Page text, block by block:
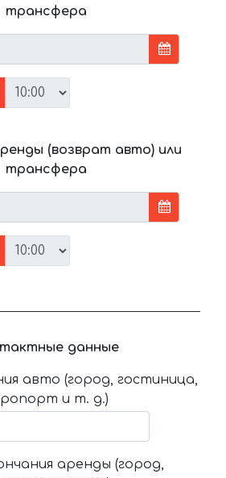
трансфера
(возврат авто) или
трансфера
данные
авто (город, гостиница,
и т. д.)
аренды (город,